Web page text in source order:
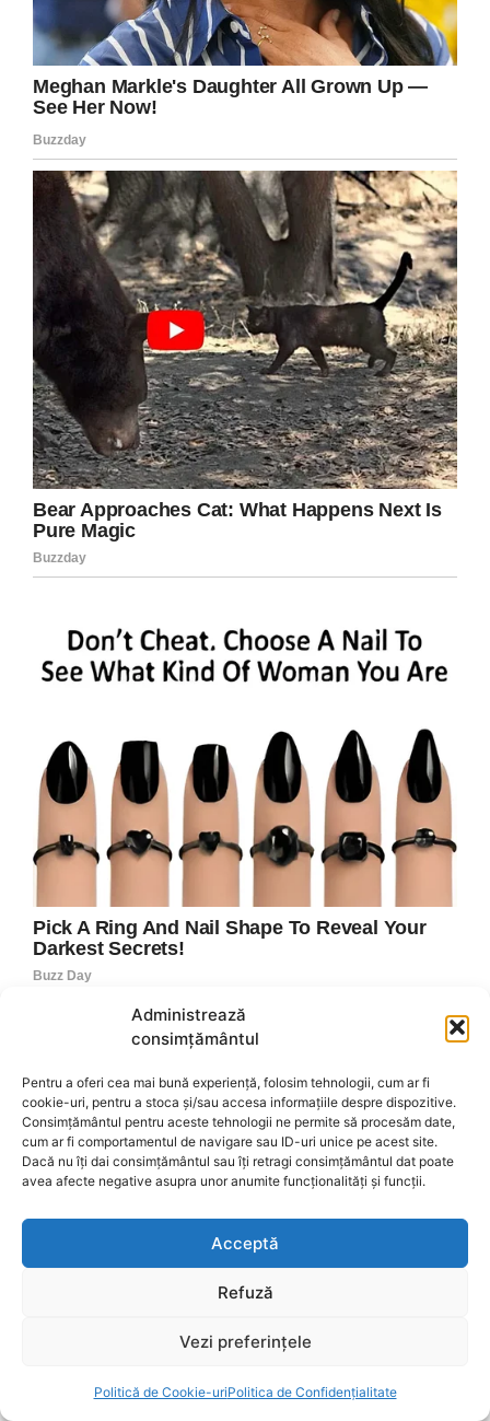
Administrează
consimțământul
Pentru a oferi cea mai bună experiență, folosim tehnologii, cum ar fi
cookie-uri, pentru a stoca și/sau accesa informațiile despre dispozitive.
Consimțământul pentru aceste tehnologii ne permite să procesăm date,
cum ar fi comportamentul de navigare sau ID-uri unice pe acest site.
Dacă nu îți dai consimțământul sau îți retragi consimțământul dat poate
avea afecte negative asupra unor anumite funcționalități și funcții.
Acceptă
Refuză
Vezi preferințele
Politică de Cookie-uriPolitica de Confidențialitate